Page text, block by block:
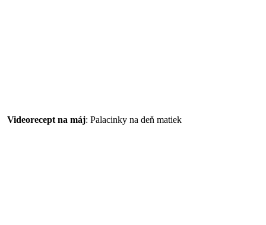
Videorecept na máj: Palacinky na deň matiek